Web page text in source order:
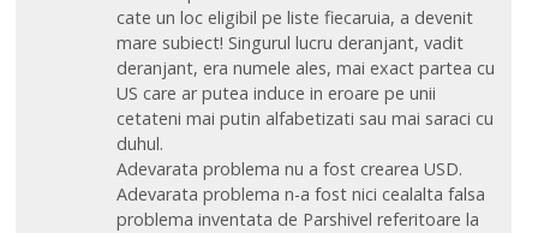
cate un loc eligibil pe liste fiecaruia, a devenit
mare subiect! Singurul lucru deranjant, vadit
deranjant, era numele ales, mai exact partea cu
US care ar putea induce in eroare pe unii
cetateni mai putin alfabetizati sau mai saraci cu
duhul.
Adevarata problema nu a fost crearea USD.
Adevarata problema n-a fost nici cealalta falsa
problema inventata de Parshivel referitoare la